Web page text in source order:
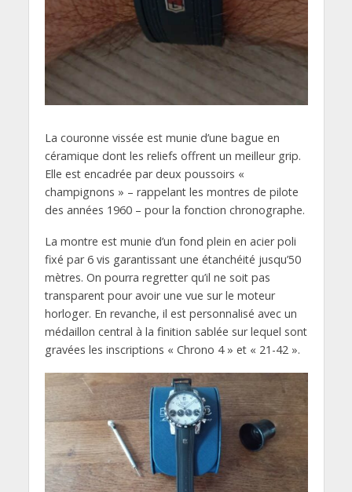
La couronne vissée est munie d’une bague en
céramique dont les reliefs offrent un meilleur grip.
Elle est encadrée par deux poussoirs «
champignons » – rappelant les montres de pilote
des années 1960 – pour la fonction chronographe.
La montre est munie d’un fond plein en acier poli
fixé par 6 vis garantissant une étanchéité jusqu’50
mètres. On pourra regretter qu’il ne soit pas
transparent pour avoir une vue sur le moteur
horloger. En revanche, il est personnalisé avec un
médaillon central à la finition sablée sur lequel sont
gravées les inscriptions « Chrono 4 » et « 21-42 ».